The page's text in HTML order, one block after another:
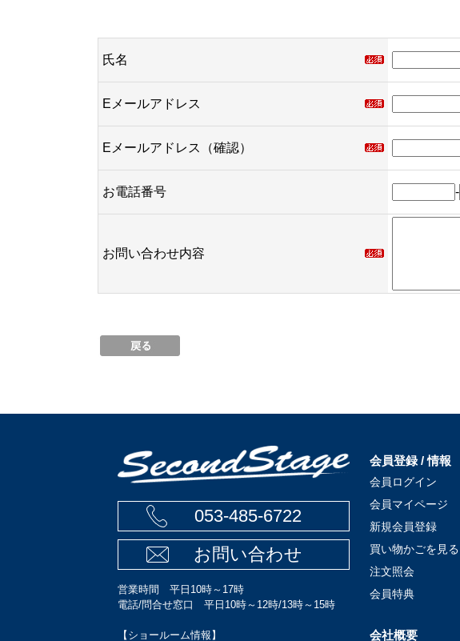
氏名
Eメールアドレス
Eメールアドレス（確認）
お電話番号 -
お問い合わせ内容
053-485-6722
お問い合わせ
営業時間 平日10時～17時
電話/問合せ窓口 平日10時～12時/13時～15時
【ショールーム情報】
会員登録 / 情報
会員ログイン
会員マイページ
新規会員登録
買い物かごを見る
注文照会
会員特典
会社概要